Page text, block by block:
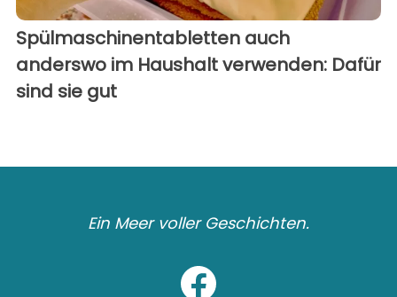
Spülmaschinentabletten auch
anderswo im Haushalt verwenden: Dafür
sind sie gut
Ein Meer voller Geschichten.